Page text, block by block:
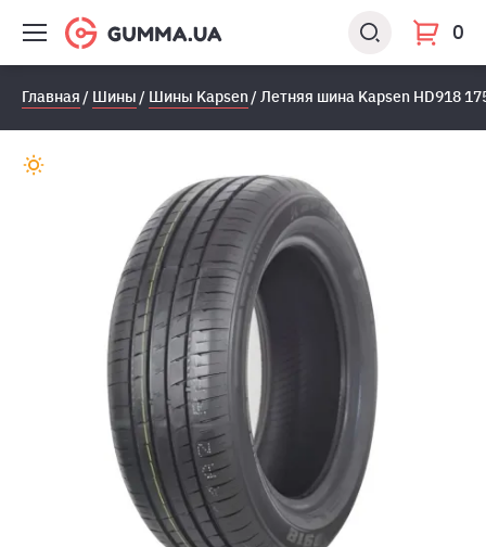
0
Главная Шины Шины Kapsen Летняя шина Kapsen HD918